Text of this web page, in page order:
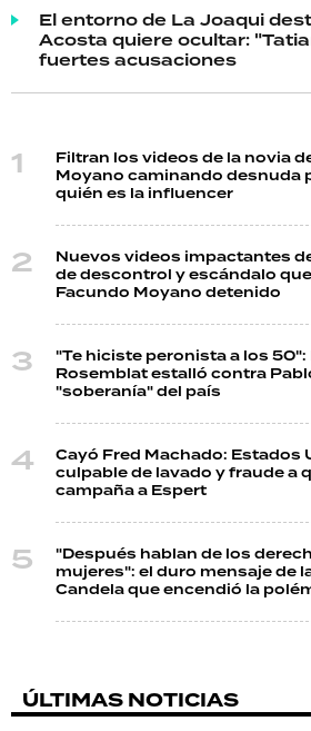
El entorno de La Joaqui
Acosta quiere ocultar:
fuertes acusaciones
Filtran los videos de la novia
Moyano caminando desnuda
quién es la influencer
Nuevos videos impactantes
de descontrol y escándalo
Facundo Moyano detenido
"Te hiciste peronista a los 50":
Rosemblat estalló contra
"soberanía" del país
Cayó Fred Machado: Estados
culpable de lavado y fraude a
campaña a Espert
"Después hablan de los
mujeres": el duro mensaje de
Candela que encendió la
ÚLTIMAS NOTICIAS